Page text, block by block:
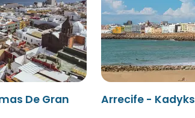
De Gran
Arrecife - Kadyks